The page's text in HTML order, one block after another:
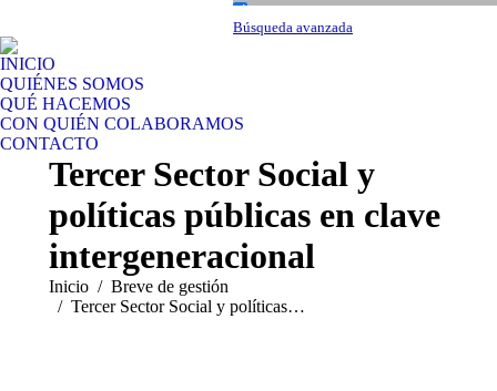
Talleres
Búsqueda avanzada
INICIO
QUIÉNES SOMOS
QUÉ HACEMOS
CON QUIÉN COLABORAMOS
CONTACTO
Tercer Sector Social y
políticas públicas en clave
intergeneracional
Estás aquí:
Inicio
Breve de gestión
Tercer Sector Social y políticas…